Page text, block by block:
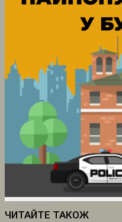
ЧИТАЙТЕ ТАКОЖ